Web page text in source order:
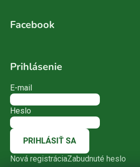
Facebook
Prihlásenie
E-mail
Heslo
PRIHLÁSIŤ SA
Nová registráciaZabudnuté heslo